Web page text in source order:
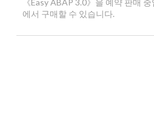
《Easy ABAP 3.0》을 예약 판매
에서 구매할 수 있습니다.